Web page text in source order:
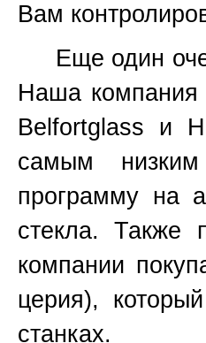
Вам
Еще один
Наша компания
Belfortglass и
самым
программу на
стекла. Также
компании
церия),
станках.